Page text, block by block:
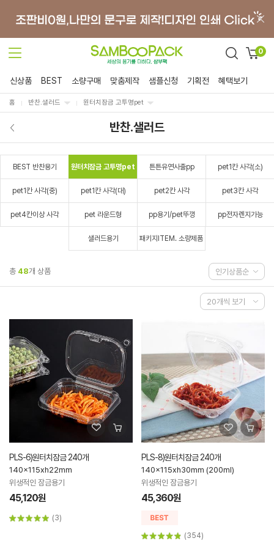
0
신상품 BEST 소량구매 맞춤제작 샘플신청 기획전 혜택보기
홈 반찬.샐러드 원터치잠금 고투명pet
반찬.샐러드
BEST 반찬용기 원터치잠금 고투명pet 튼튼유연사출pp pet1칸 사각(소)
pet1칸 사각(중) pet1칸 사각(대) pet2칸 사각 pet3칸 사각
pet4칸이상 사각 pet 라운드형 pp용기/pet뚜껑 pp전자렌지가능
샐러드용기 패키지ITEM. 소량제품
총 48개 상품
PLS-6)원터치잠금 240개
140x115xh22mm
위생적인 잠금용기
45,120원
(3)
PLS-8)원터치잠금 240개
140x115xh30mm (200ml)
위생적인 잠금용기
45,360원
(354)